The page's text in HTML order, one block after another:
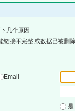
几个原因:
链接不完整,或数据已被删
Email